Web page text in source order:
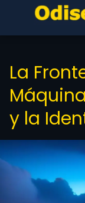
La
y la